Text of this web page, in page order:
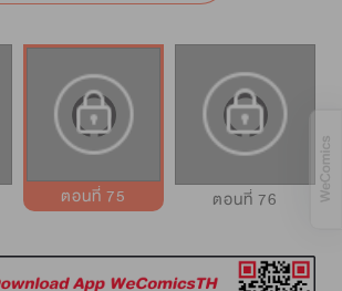
ตอนที่ 75 ตอนที่ 76